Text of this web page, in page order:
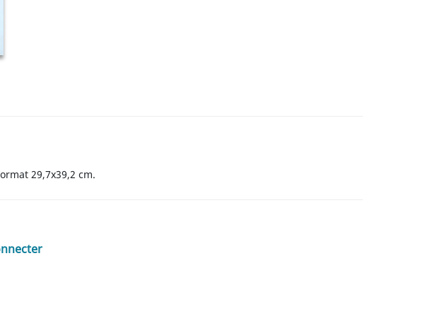
29,7x39,2 cm.